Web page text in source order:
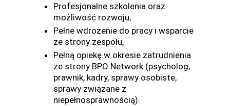
Profesjonalne szkolenia oraz
możliwość rozwoju,
Pełne wdrożenie do pracy i wsparcie
ze strony zespołu,
Pełną opiekę w okresie zatrudnienia
ze strony BPO Network (psycholog,
prawnik, kadry, sprawy osobiste,
sprawy związane z
niepełnosprawnością).